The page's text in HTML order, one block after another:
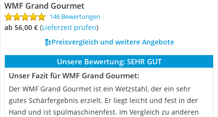
WMF Grand Gourmet
146 Bewertungen
ab 56,00 € (Lieferzeit prüfen)
Preisvergleich und weitere Angebote
Unsere Bewertung: SEHR GUT
Unser Fazit für WMF Grand Gourmet:
Der WMF Grand Gourmet ist ein Wetzstahl, der ein sehr
gutes Schärfergebnis erzielt. Er liegt leicht und fest in der
Hand und ist spülmaschinenfest. Im Vergleich zu anderen